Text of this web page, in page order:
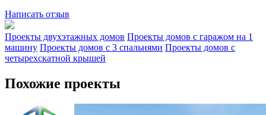
Написать отзыв
Проекты двухэтажных домов Проекты домов с гаражом на 1
машину Проекты домов с 3 спальнями Проекты домов с
четырехскатной крышей
Похожие проекты